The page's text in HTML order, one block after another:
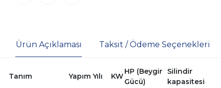
Ürün Açıklaması Taksit / Ödeme Seçenekleri
Tanım Yapım Yılı KW
HP (Beygir
Gücü)
Silindir
kapasitesi